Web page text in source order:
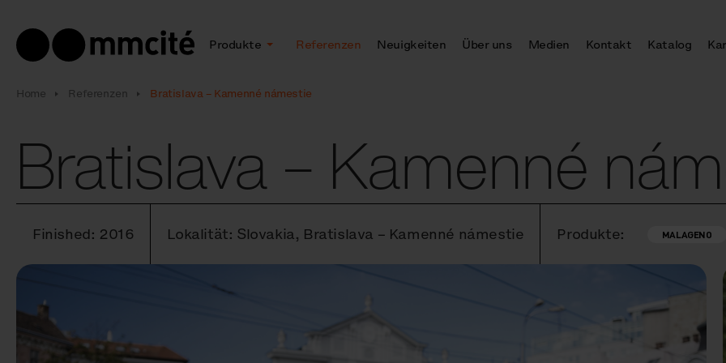
Produkte Referenzen Neuigkeiten Über uns Medien Kontakt Katalog
Home Referenzen Bratislava – Kamenné námestie
Bratislava – Kamenné
Finished: 2016 Lokalität: Slovakia, Bratislava – Kamenné námestie Produkte: MALAGENO